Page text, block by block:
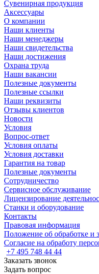
Сувенирная продукция
Аксессуары
О компании
Наши клиенты
Наши менеджеры
Наши свидетельства
Наши достижения
Охрана труда
Наши вакансии
Полезные документы
Полезные ссылки
Наши реквизиты
Отзывы клиентов
Новости
Условия
Вопрос-ответ
Условия оплаты
Условия доставки
Гарантия на товар
Полезные документы
Сотрудничество
Сервисное обслуживание
Лицензирование
Станки и оборудование
Контакты
Правовая информация
Положение об обработке и
Согласие на обработу
+7 495 748 44 44
Заказать звонок
Задать вопрос